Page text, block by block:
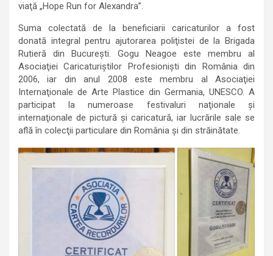
viaţă „Hope Run for Alexandra”.
Suma colectată de la beneficiarii caricaturilor a fost
donată integral pentru ajutorarea poliţistei de la Brigada
Rutieră din Bucureşti. Gogu Neagoe este membru al
Asociaţiei Caricaturiştilor Profesionişti din România din
2006, iar din anul 2008 este membru al Asociaţiei
Internaţionale de Arte Plastice din Germania, UNESCO. A
participat la numeroase festivaluri naţionale şi
internaţionale de pictură şi caricatură, iar lucrările sale se
află în colecţii particulare din România şi din străinătate.